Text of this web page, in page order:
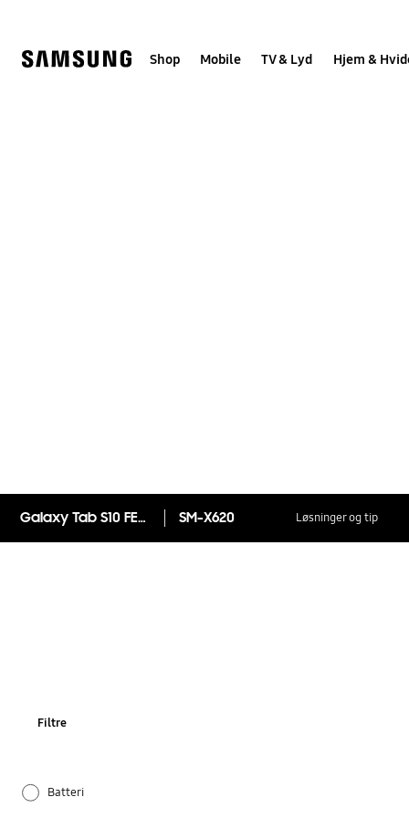
Shop Mobile TV & Lyd Hjem &
Galaxy Tab S10 FE+ Wi-Fi (13.1") SM-X620 Løsninger og tip
Filtre
Batteri